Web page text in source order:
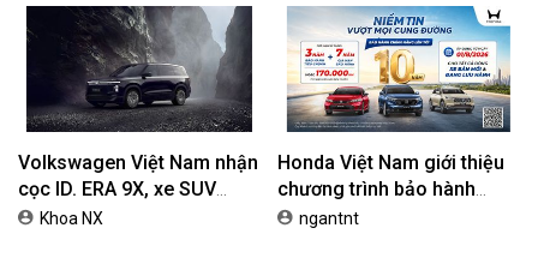
BÀI VIẾT NỔI BẬT
Toyota khuyến mại tháng 8:
Honda Vario 125 Mới Chào